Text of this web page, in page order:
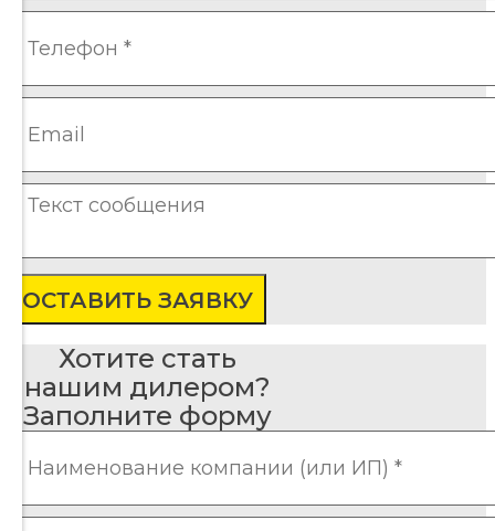
ОСТАВИТЬ ЗАЯВКУ
Хотите стать
нашим дилером?
Заполните форму